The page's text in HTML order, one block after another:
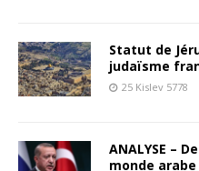
Statut de
judaïsme
25 Kislev 5778
ANALYSE –
monde arabe